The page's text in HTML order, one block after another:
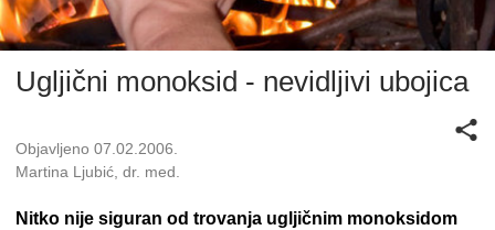
Ugljični monoksid - nevidljivi ubojica
Objavljeno 07.02.2006.
Martina Ljubić, dr. med.
Nitko nije siguran od trovanja ugljičnim monoksidom